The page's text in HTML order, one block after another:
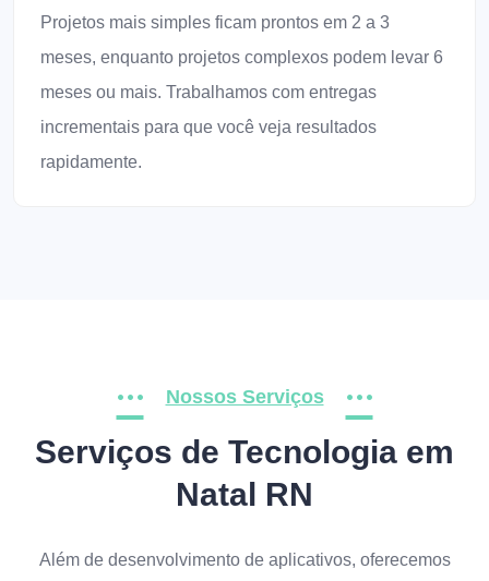
Projetos mais simples ficam prontos em 2 a 3
meses, enquanto projetos complexos podem levar 6
meses ou mais. Trabalhamos com entregas
incrementais para que você veja resultados
rapidamente.
Nossos Serviços
Serviços de Tecnologia em
Natal RN
Além de desenvolvimento de aplicativos, oferecemos